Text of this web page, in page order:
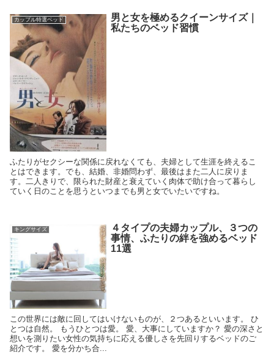
カップル特選ベッド
男と女を極めるクイーンサイズ｜
私たちのベッド習慣
ふたりがセクシーな関係に戻れなくても、夫婦として生涯を終えるこ
とはできます。でも、結婚、非婚問わず、最後はまた二人に戻りま
す。二人きりで、限られた財産と衰えていく肉体で助け合って暮らし
ていく日のことを思うといつまでも男と女でいたいですね。
キングサイズ
４タイプの夫婦カップル、３つの
事情、ふたりの絆を強めるベッド
11選
この世界には敵に回してはいけないものが、２つあるといいます。 ひ
とつは自然。 もうひとつは愛。 愛、大事にしていますか？ 愛の深さと
想いを測りたい女性の気持ちに応える優しさを先回りするベッドのご
紹介です。 愛を分かち合...